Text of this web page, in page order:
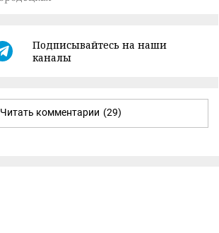
Подписывайтесь на наши
каналы
Читать комментарии (29)